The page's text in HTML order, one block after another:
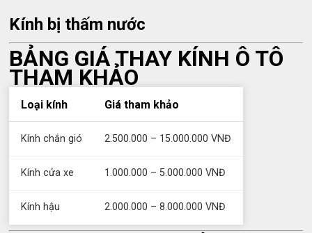
Kính bị thấm nước
BẢNG GIÁ THAY KÍNH Ô TÔ
THAM KHẢO
Loại kính Giá tham khảo
Kính chắn gió 2.500.000 – 15.000.000 VNĐ
Kính cửa xe 1.000.000 – 5.000.000 VNĐ
Kính hậu 2.000.000 – 8.000.000 VNĐ